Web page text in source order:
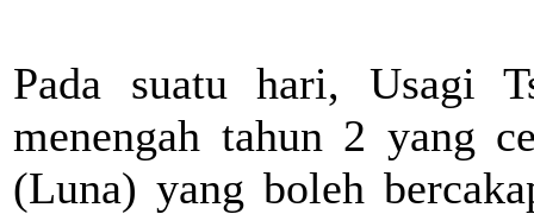
Pada suatu hari, Usagi
menengah tahun 2 yang
(Luna) yang boleh